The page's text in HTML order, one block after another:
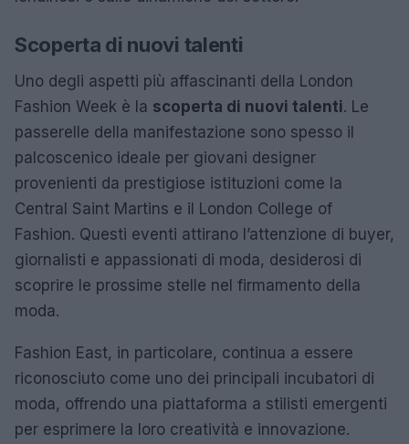
Scoperta di nuovi talenti
Uno degli aspetti più affascinanti della London
Fashion Week è la scoperta di nuovi talenti. Le
passerelle della manifestazione sono spesso il
palcoscenico ideale per giovani designer
provenienti da prestigiose istituzioni come la
Central Saint Martins e il London College of
Fashion. Questi eventi attirano l’attenzione di buyer,
giornalisti e appassionati di moda, desiderosi di
scoprire le prossime stelle nel firmamento della
moda.
Fashion East, in particolare, continua a essere
riconosciuto come uno dei principali incubatori di
moda, offrendo una piattaforma a stilisti emergenti
per esprimere la loro creatività e innovazione.